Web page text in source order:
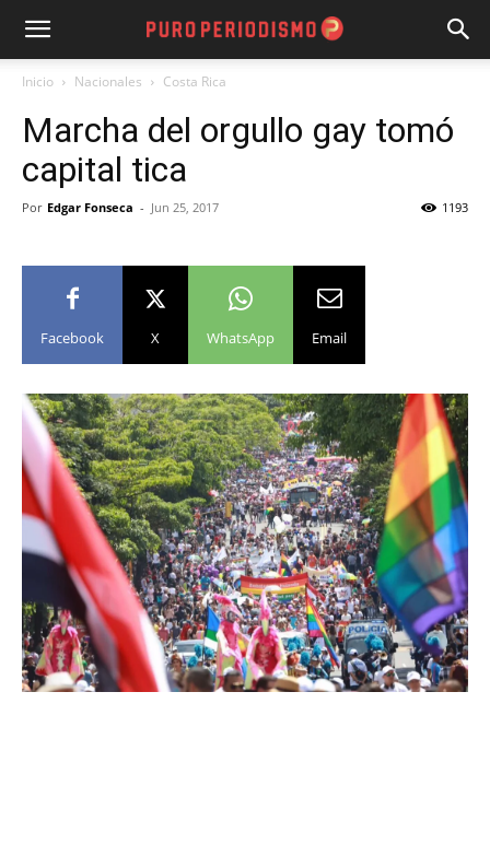
Inicio Nacionales Costa Rica
Marcha del orgullo gay tomó
capital tica
Por Edgar Fonseca - Jun 25, 2017 1193
Facebook X WhatsApp Email